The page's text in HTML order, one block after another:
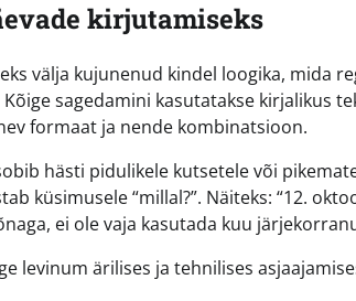
kirjutamiseks
välja kujunenud kindel loogika, mida
sagedamini kasutatakse kirjalikus
formaat ja nende kombinatsioon.
hästi pidulikele kutsetele või
küsimusele “millal?”. Näiteks: “12.
ei ole vaja kasutada kuu
levinum ärilises ja tehnilises